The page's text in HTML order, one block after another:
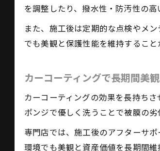
を調整したり、撥水性・防汚性の
また、施工後は定期的な点検やメ
でも美観と保護性能を維持すること
カーコーティングで長期間美
カーコーティングの効果を長持ち
ポンジで優しく洗うことで被膜の
専門店では、施工後のアフターサ
環境でも美観と資産価値を長期間維